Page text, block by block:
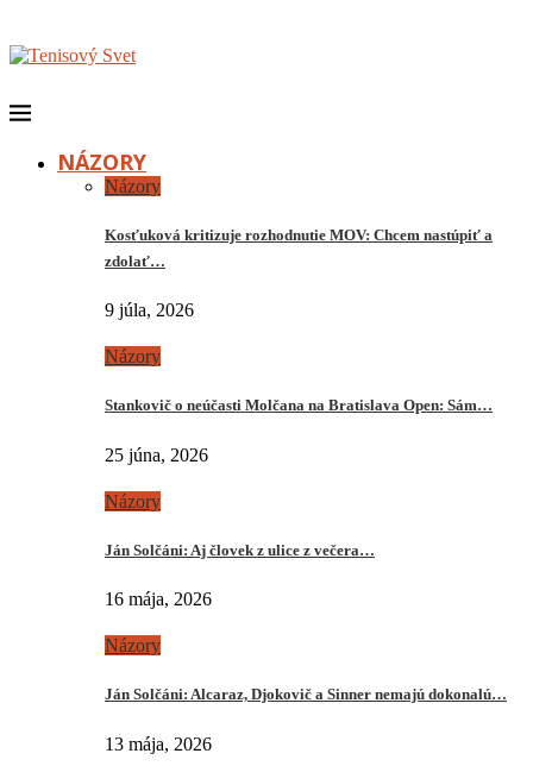
NÁZORY
Názory
Kosťuková kritizuje rozhodnutie MOV: Chcem nastúpiť a
zdolať…
9 júla, 2026
Názory
Stankovič o neúčasti Molčana na Bratislava Open: Sám…
25 júna, 2026
Názory
Ján Solčáni: Aj človek z ulice z večera…
16 mája, 2026
Názory
Ján Solčáni: Alcaraz, Djokovič a Sinner nemajú dokonalú…
13 mája, 2026